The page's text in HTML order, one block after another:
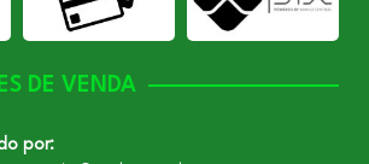
DE VENDA
por: